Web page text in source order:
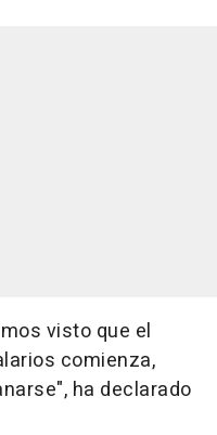
visto que el
comienza,
ha declarado